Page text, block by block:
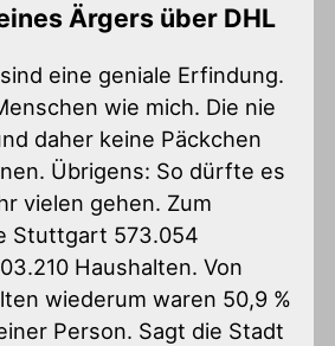
Ärgers über DHL
eine geniale Erfindung.
wie mich. Die nie
daher keine Päckchen
Übrigens: So dürfte es
vielen gehen. Zum
Stuttgart 573.054
Haushalten. Von
wiederum waren 50,9 %
Person. Sagt die Stadt